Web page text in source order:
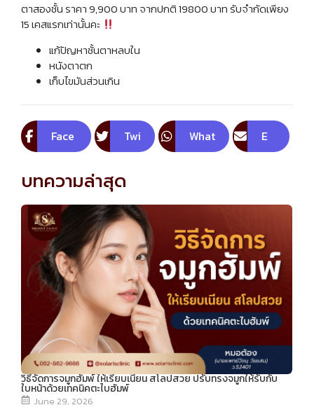
ตาสองชั้น ราคา 9,900 บาท จากปกติ 19800 บาท รับจำกัดเพียง
15 เคสแรกเท่านั้นคะ
แก้ปัญหาชั้นตาหลบใน
หนังตาตก
เก็บไขมันส่วนเกิน
Face
Twi
What
E
บทความล่าสุด
วิธีจัดการจมูกฮัมพ์ ให้เรียบเนียน สโลปสวย ปรับทรงจมูกให้รับกับ
ใบหน้าด้วยเทคนิคตะไบฮัมพ์
June 29, 2026